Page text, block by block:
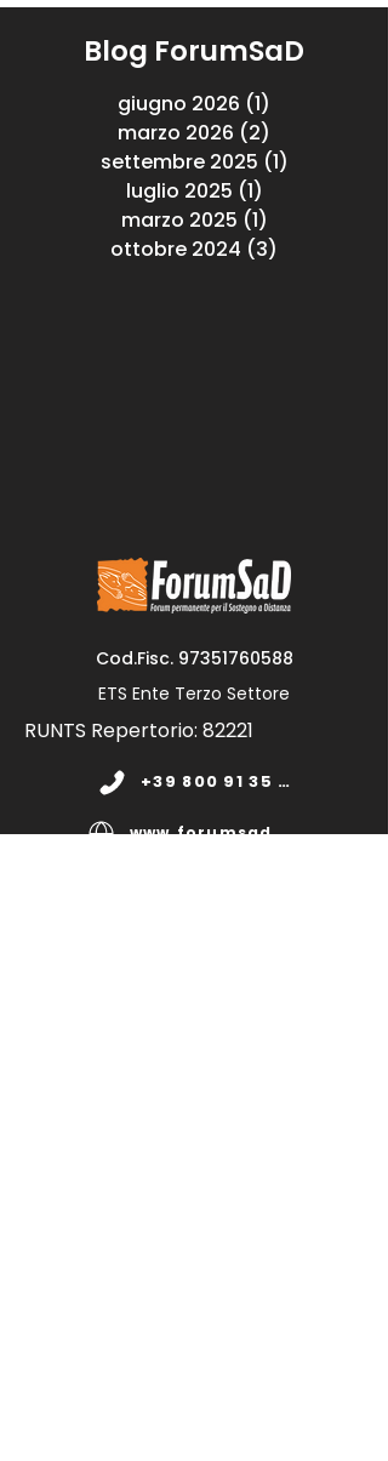
Blog ForumSaD
giugno 2026 (1)
marzo 2026 (2)
settembre 2025 (1)
luglio 2025 (1)
marzo 2025 (1)
ottobre 2024 (3)
Cod.Fisc. 97351760588
ETS Ente Terzo Settore
RUNTS Repertorio: 82221
+39 800 91 35 11
www.forumsad.org